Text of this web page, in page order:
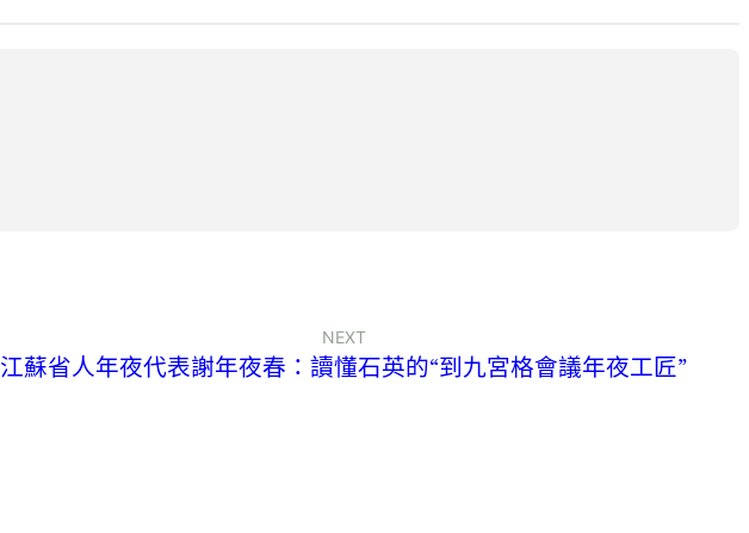
NEXT
江蘇省人年夜代表謝年夜春：讀懂石英的“到九宮格會議年夜工匠”